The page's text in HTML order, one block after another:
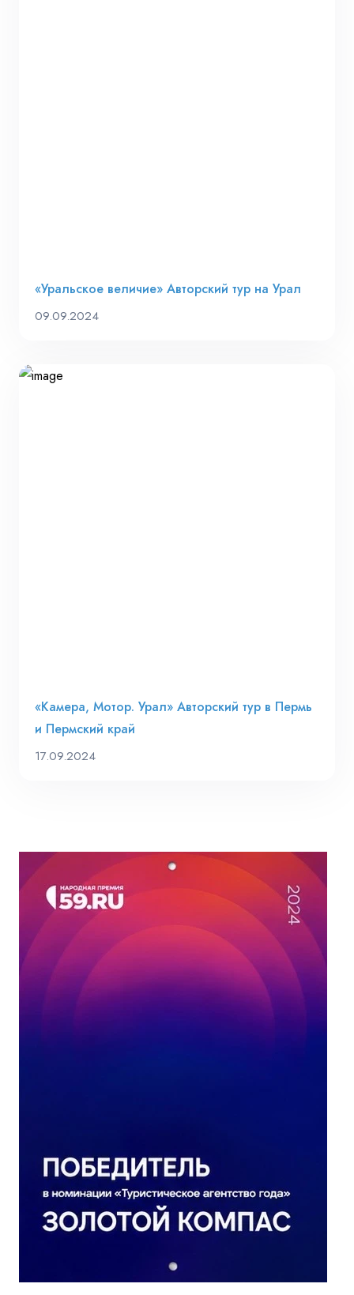
«Уральское величие» Авторский тур на Урал
09.09.2024
«Камера, Мотор. Урал» Авторский тур в Пермь
и Пермский край
17.09.2024